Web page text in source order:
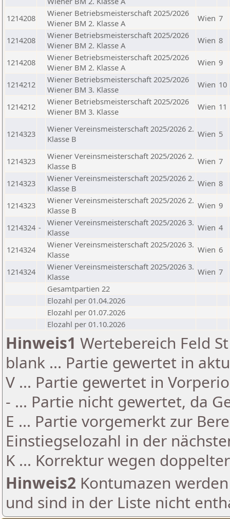
1214208
Wiener Betriebsmeisterschaft 2025/2026
Wiener BM 2. Klasse A
Wien 7
1214208
Wiener Betriebsmeisterschaft 2025/2026
Wiener BM 2. Klasse A
Wien 8
1214208
Wiener Betriebsmeisterschaft 2025/2026
Wiener BM 2. Klasse A
Wien 9
1214212
Wiener Betriebsmeisterschaft 2025/2026
Wiener BM 3. Klasse
Wien 10
1214212
Wiener Betriebsmeisterschaft 2025/2026
Wiener BM 3. Klasse
Wien 11
1214323
Wiener Vereinsmeisterschaft 2025/2026 2.
Klasse B
Wien 5
1214323
Wiener Vereinsmeisterschaft 2025/2026 2.
Klasse B
Wien 7
1214323
Wiener Vereinsmeisterschaft 2025/2026 2.
Klasse B
Wien 8
1214323
Wiener Vereinsmeisterschaft 2025/2026 2.
Klasse B
Wien 9
1214324 -
Wiener Vereinsmeisterschaft 2025/2026 3.
Klasse
Wien 4
1214324
Wiener Vereinsmeisterschaft 2025/2026 3.
Klasse
Wien 6
1214324
Wiener Vereinsmeisterschaft 2025/2026 3.
Klasse
Wien 7
Gesamtpartien 22
Elozahl per 01.04.2026
Elozahl per 01.07.2026
Elozahl per 01.10.2026
Hinweis1 Wertebereich Feld
blank ... Partie gewertet in
V ... Partie gewertet in
- ... Partie nicht gewertet, da
E ... Partie vorgemerkt zur
Einstiegselozahl in der
K ... Korrektur wegen
Hinweis2 Kontumazen
und sind in der Liste nicht